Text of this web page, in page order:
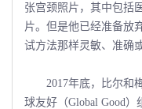
张宫颈照片，其中包括
片。但是他已经准备放
试方法那样灵敏、准确
2017年底，比尔和梅
球友好（Global Good